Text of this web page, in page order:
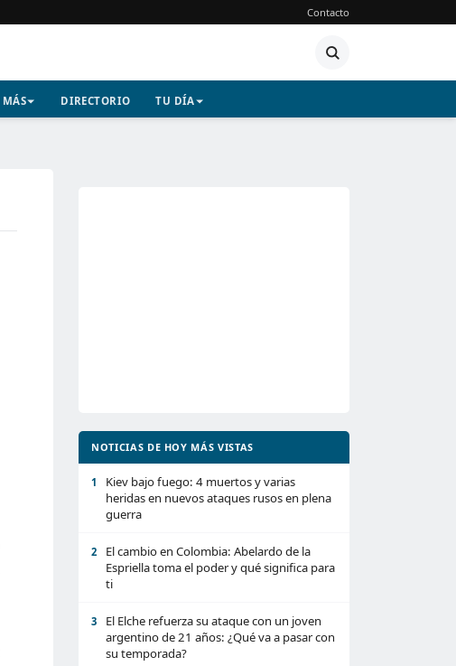
Contacto
MÁS DIRECTORIO TU DÍA
NOTICIAS DE HOY MÁS VISTAS
1
Kiev bajo fuego: 4 muertos y varias
heridas en nuevos ataques rusos en plena
guerra
2
El cambio en Colombia: Abelardo de la
Espriella toma el poder y qué significa para
ti
3
El Elche refuerza su ataque con un joven
argentino de 21 años: ¿Qué va a pasar con
su temporada?